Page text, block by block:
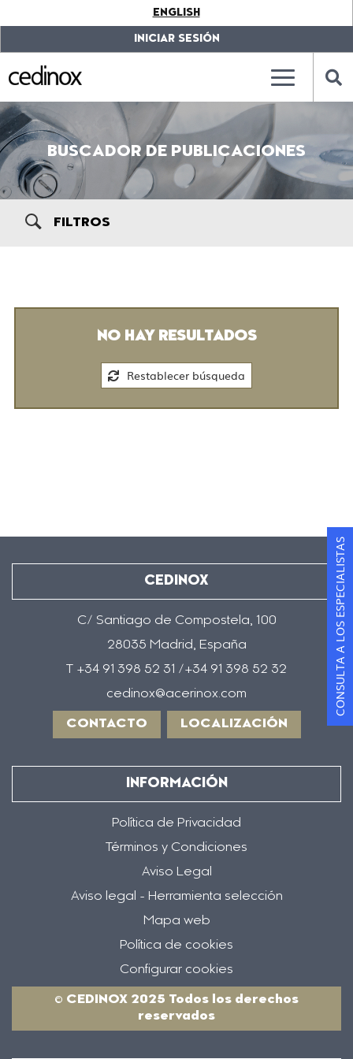
label.access.jump.content???
???
label.access.jump.header???
label.access.jump.footer???
???
label.access.jump.menu???
ENGLISH
INICIAR SESIÓN
???
???
BUSCADOR DE PUBLICACIONES
FILTROS
NO HAY RESULTADOS
Restablecer búsqueda
CEDINOX
C/ Santiago de Compostela, 100
28035 Madrid, España
T +34 91 398 52 31 /+34 91 398 52 32
cedinox@acerinox.com
CONTACTO LOCALIZACIÓN
INFORMACIÓN
Política de Privacidad
Términos y Condiciones
Aviso Legal
Aviso legal - Herramienta selección
Mapa web
Política de cookies
Configurar cookies
© CEDINOX 2025 Todos los derechos
reservados
CONSULTA A LOS ESPECIALISTAS